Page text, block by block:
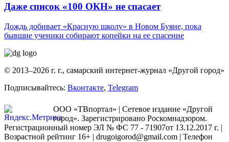
Даже список «100 ОКН» не спасает
Дождь добивает «Красную школу» в Новом Буяне, пока
бывшие ученики собирают копейки на ее спасение
© 2013–2026 г. г., самарский интернет-журнал «Другой город»
Подписывайтесь: Вконтакте, Telegram
ООО «ТВпортал» | Сетевое издание «Другой
город». Зарегистрировано Роскомнадзором.
Регистрационный номер ЭЛ № ФС 77 - 71907от 13.12.2017 г. |
Возрастной рейтинг 16+ | drugoigorod@gmail.com | Телефон